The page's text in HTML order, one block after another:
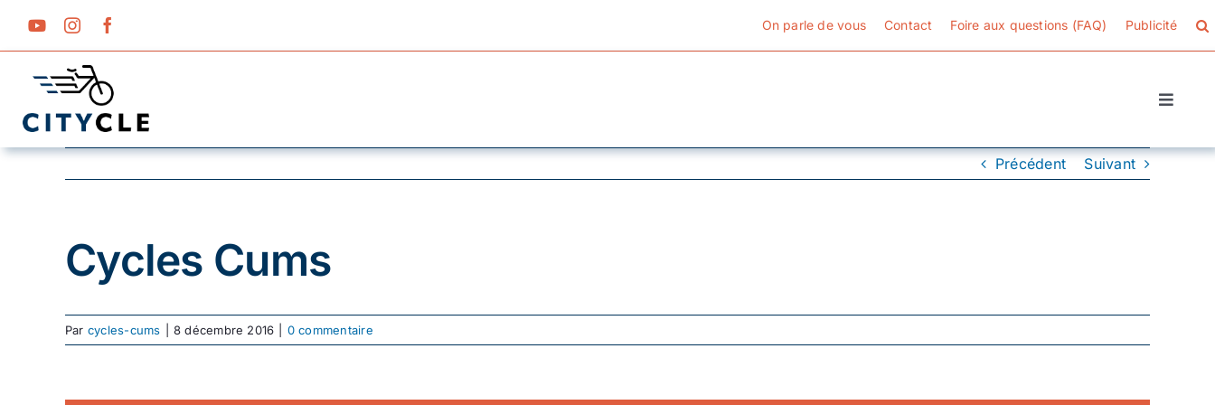
On parle de vous Contact Foire aux questions (FAQ) Publicité
Toggle
Cyclotourisme
Matériel
Précédent Suivant
Cycles Cums
Par cycles-cums 8 décembre 2016 0 commentaire